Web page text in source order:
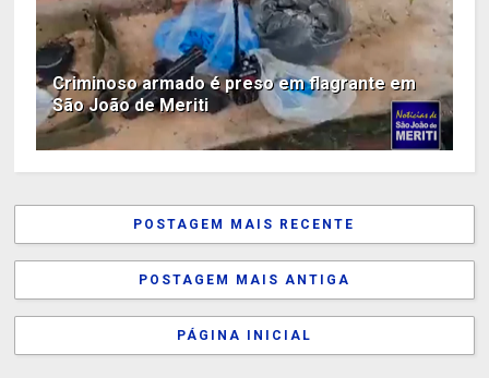
Criminoso armado é preso em flagrante em
São João de Meriti
POSTAGEM MAIS RECENTE
POSTAGEM MAIS ANTIGA
PÁGINA INICIAL